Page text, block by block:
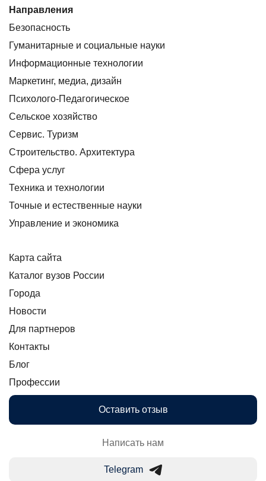
Направления
Безопасность
Гуманитарные и социальные науки
Информационные технологии
Маркетинг, медиа, дизайн
Психолого-Педагогическое
Сельское хозяйство
Сервис. Туризм
Строительство. Архитектура
Сфера услуг
Техника и технологии
Точные и естественные науки
Управление и экономика
Карта сайта
Каталог вузов России
Города
Новости
Для партнеров
Контакты
Блог
Профессии
Оставить отзыв
Написать нам
Telegram